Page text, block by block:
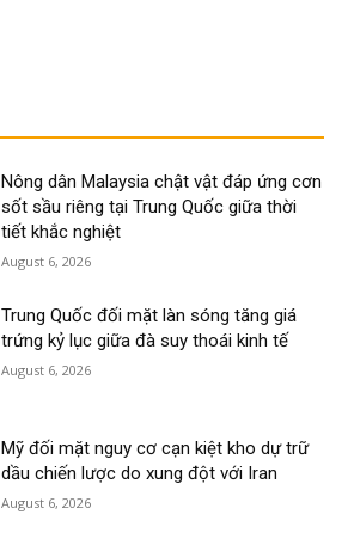
Nông dân Malaysia chật vật đáp ứng cơn
sốt sầu riêng tại Trung Quốc giữa thời
tiết khắc nghiệt
August 6, 2026
Trung Quốc đối mặt làn sóng tăng giá
trứng kỷ lục giữa đà suy thoái kinh tế
August 6, 2026
Mỹ đối mặt nguy cơ cạn kiệt kho dự trữ
dầu chiến lược do xung đột với Iran
August 6, 2026